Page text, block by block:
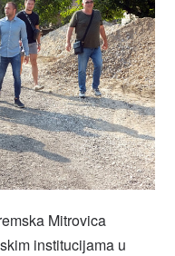
Mitrovica
institucijama u